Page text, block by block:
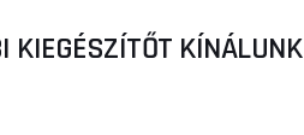
KIEGÉSZÍTŐT KÍNÁLUNK